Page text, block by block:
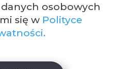
osobowych
się w Polityce